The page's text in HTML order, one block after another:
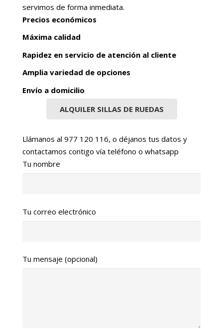
servimos de forma inmediata.
Precios económicos
Máxima calidad
Rapidez en servicio de atención al cliente
Amplia variedad de opciones
Envío a domicilio
ALQUILER SILLAS DE RUEDAS
Llámanos al 977 120 116, o déjanos tus datos y
contactamos contigo vía teléfono o whatsapp
Tu nombre
Tu correo electrónico
Tu mensaje (opcional)